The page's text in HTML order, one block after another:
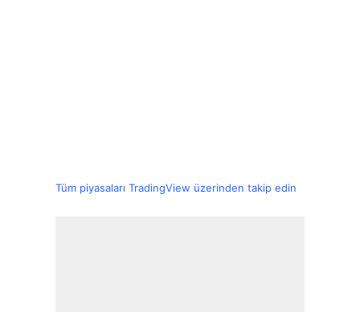
Tüm piyasaları TradingView üzerinden takip edin